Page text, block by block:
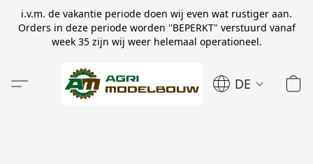
i.v.m. de vakantie periode doen wij even wat rustiger aan.
Orders in deze periode worden ''BEPERKT" verstuurd vanaf
week 35 zijn wij weer helemaal operationeel.
DE